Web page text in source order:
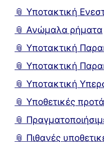
📎 Υποτακτική
📎 Ανώμαλα ρήματα
📎 Υποτακτική
📎 Υποτακτική
📎 Υποτακτική
📎 Υποθετικές
📎
📎 Πιθανές